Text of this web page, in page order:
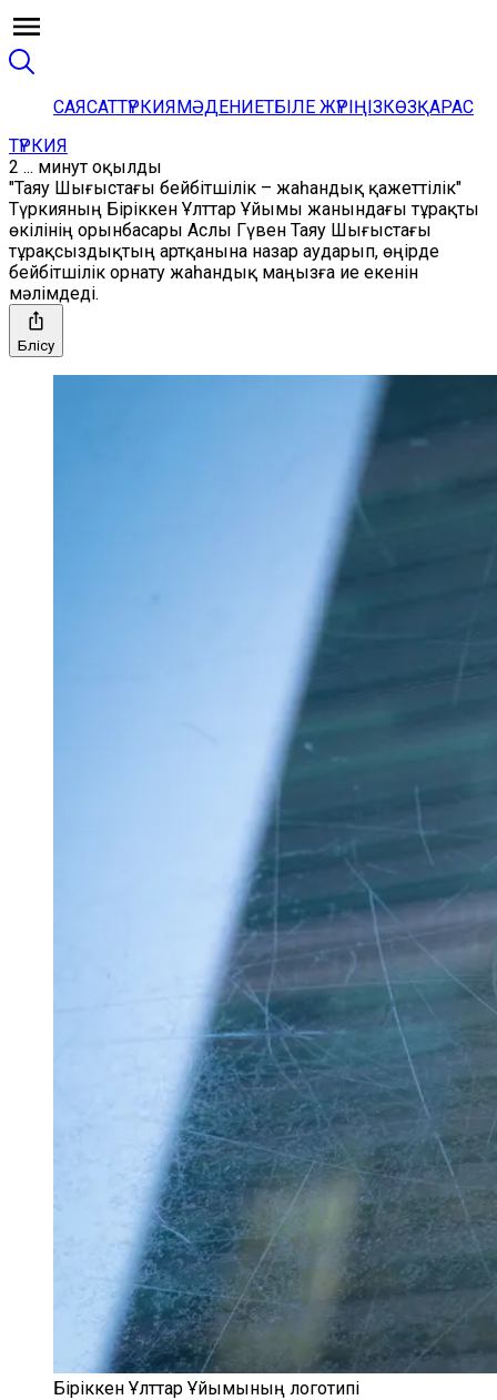
САЯСАТТҮРКИЯМӘДЕНИЕТБІЛЕ ЖҮРІҢІЗКӨЗҚАРАС
ТҮРКИЯ
2 ... минут оқылды
"Таяу Шығыстағы бейбітшілік – жаһандық қажеттілік"
Түркияның Біріккен Ұлттар Ұйымы жанындағы тұрақты
өкілінің орынбасары Аслы Гүвен Таяу Шығыстағы
тұрақсыздықтың артқанына назар аударып, өңірде
бейбітшілік орнату жаһандық маңызға ие екенін
мәлімдеді.
Бөлісу
Біріккен Ұлттар Ұйымының логотипі